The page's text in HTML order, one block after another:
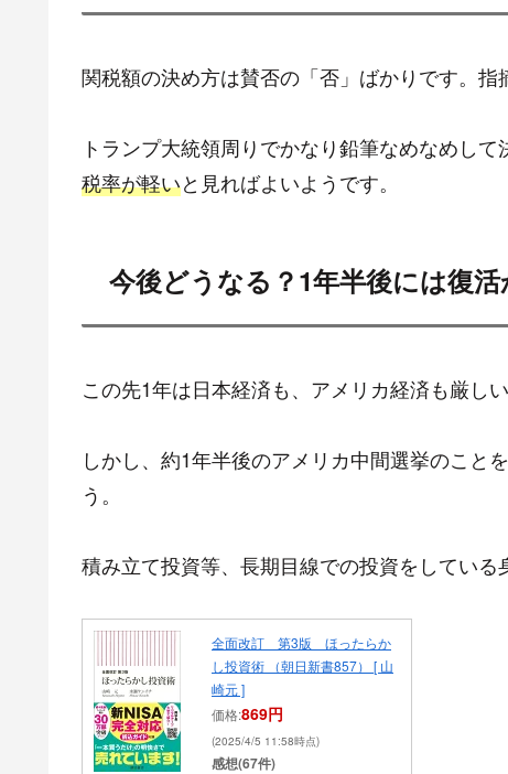
関税額の決め方は賛否の「否」ばかりです。
トランプ大統領周りでかなり鉛筆なめなめし
税率が軽いと見ればよいようです。
今後どうなる？1年半後には復活
この先1年は日本経済も、アメリカ経済も厳し
しかし、約1年半後のアメリカ中間選挙のこと
う。
積み立て投資等、長期目線での投資をしている
全面改訂 第3版 ほったらか
し投資術 （朝日新書857） [ 山
崎元 ]
価格:869円
(2025/4/5 11:58時点)
感想(67件)